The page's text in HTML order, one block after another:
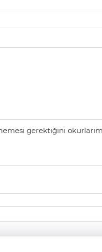
gerektiğini